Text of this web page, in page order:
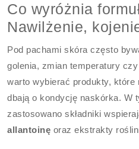
Co wyróżnia
Nawilżenie,
Pod pachami skóra często
golenia, zmian temperatury
warto wybierać produkty, które
dbają o kondycję naskórka. W
zastosowano składniki
allantoinę oraz ekstrakty